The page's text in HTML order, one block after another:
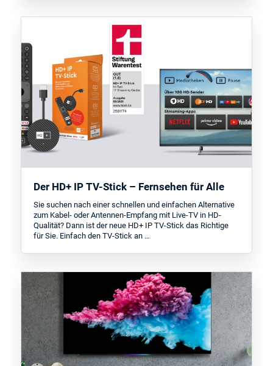
Der HD+ IP TV-Stick – Fernsehen für Alle
Sie suchen nach einer schnellen und einfachen Alternative
zum Kabel- oder Antennen-Empfang mit Live-TV in HD-
Qualität? Dann ist der neue HD+ IP TV-Stick das Richtige
für Sie. Einfach den TV-Stick an …